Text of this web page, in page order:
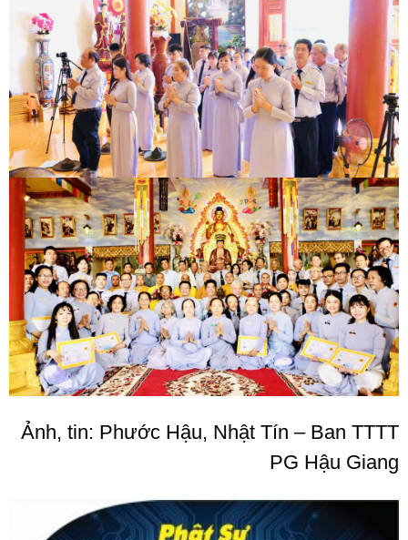
Ảnh, tin: Phước Hậu, Nhật Tín – Ban TTTT
PG Hậu Giang